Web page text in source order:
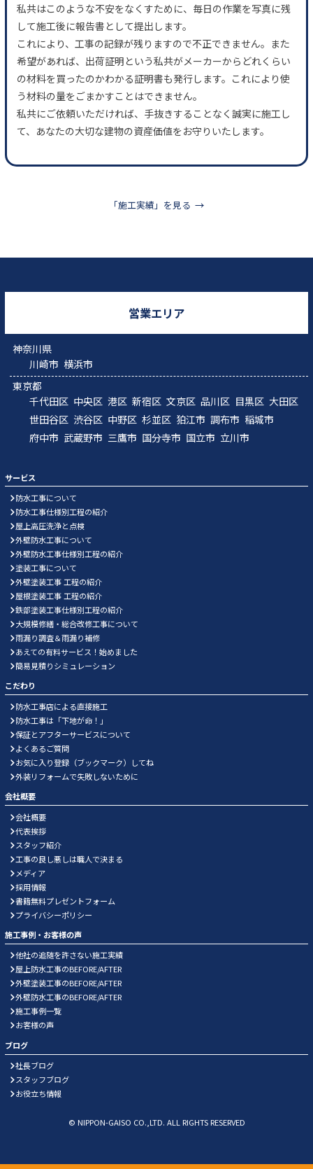
私共はこのような不安をなくすために、毎日の作業を写真に残
して施工後に報告書として提出します。
これにより、工事の記録が残りますので不正できません。また
希望があれば、出荷証明という私共がメーカーからどれくらい
の材料を買ったのかわかる証明書も発行します。これにより使
う材料の量をごまかすことはできません。
私共にご依頼いただければ、手抜きすることなく誠実に施工し
て、あなたの大切な建物の資産価値をお守りいたします。
「施工実績」を見る
営業エリア
神奈川県
川崎市 横浜市
東京都
千代田区 中央区 港区 新宿区 文京区 品川区 目黒区 大田区
世田谷区 渋谷区 中野区 杉並区 狛江市 調布市 稲城市
府中市 武蔵野市 三鷹市 国分寺市 国立市 立川市
サービス
防水工事について
防水工事仕様別工程の紹介
屋上高圧洗浄と点検
外壁防水工事について
外壁防水工事仕様別工程の紹介
塗装工事について
外壁塗装工事 工程の紹介
屋根塗装工事 工程の紹介
鉄部塗装工事仕様別工程の紹介
大規模修繕・総合改修工事について
雨漏り調査＆雨漏り補修
あえての有料サービス！始めました
簡易見積りシミュレーション
こだわり
防水工事店による直接施工
防水工事は「下地が命！」
保証とアフターサービスについて
よくあるご質問
お気に入り登録（ブックマーク）してね
外装リフォームで失敗しないために
会社概要
会社概要
代表挨拶
スタッフ紹介
工事の良し悪しは職人で決まる
メディア
採用情報
書籍無料プレゼントフォーム
プライバシーポリシー
施工事例・お客様の声
他社の追随を許さない施工実績
屋上防水工事のBEFORE/AFTER
外壁塗装工事のBEFORE/AFTER
外壁防水工事のBEFORE/AFTER
施工事例一覧
お客様の声
ブログ
社長ブログ
スタッフブログ
お役立ち情報
© NIPPON-GAISO CO.,LTD. ALL RIGHTS RESERVED